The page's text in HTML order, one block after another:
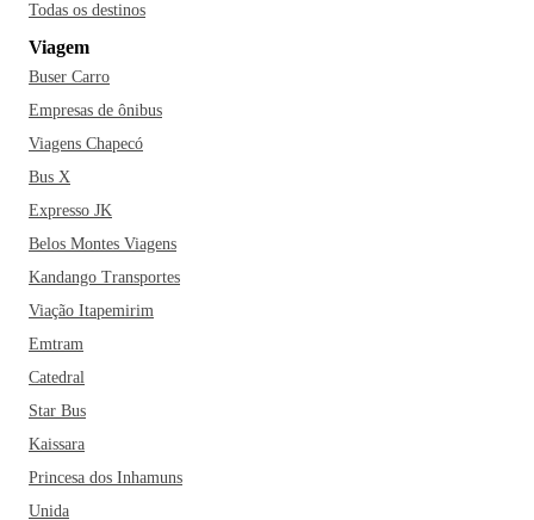
Todas os destinos
Viagem
Buser Carro
Empresas de ônibus
Viagens Chapecó
Bus X
Expresso JK
Belos Montes Viagens
Kandango Transportes
Viação Itapemirim
Emtram
Catedral
Star Bus
Kaissara
Princesa dos Inhamuns
Unida